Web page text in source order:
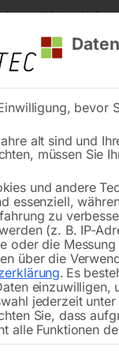
25, 90°
bevor
alt sind und
müssen Sie
und andere
essenziell,
zu
(z. B. IP-
oder die
über die
. Es
einzuwilligen,
jederzeit unter
Sie, dass
alle Funktionen